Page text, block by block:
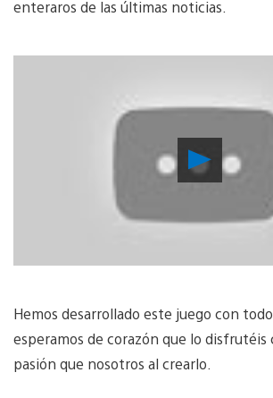
enteraros de las últimas noticias.
vídeo
Hemos desarrollado este juego con
esperamos de corazón que lo disfrutéis
pasión que nosotros al crearlo.